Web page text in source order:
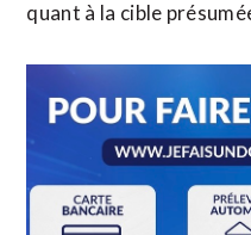
quant à la cible